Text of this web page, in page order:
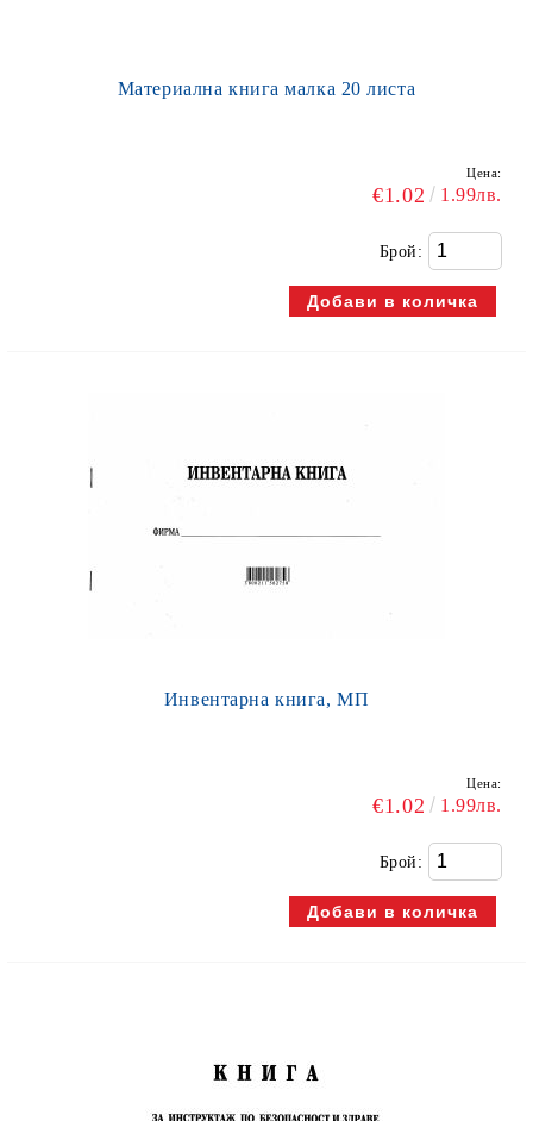
Материална книга малка 20 листа
Цена:
€1.02 1.99лв.
Брой:
Инвентарна книга, МП
Цена:
€1.02 1.99лв.
Брой: